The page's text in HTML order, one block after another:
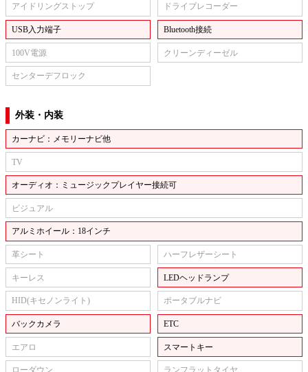
アイドリングストップ ドライブレコーダー
USB入力端子 Bluetooth接続
100V電源 クリーンディーゼル
センターデフロック
外装・内装
カーナビ：メモリーナビ他
TV
オーディオ：ミュージックプレイヤー接続可
ビジュアル
アルミホイール：18インチ
革シート ハーフレザーシート
キーレス LEDヘッドランプ
HID(キセノンライト) ポータブルナビ
バックカメラ ETC
エアロ スマートキー
ローダウン ランフラットタイヤ